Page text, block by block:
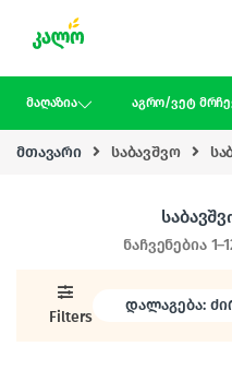
მაღაზია აგრო/ვეტ
მთავარი საბავშვო
ნაჩვენებია
Filters